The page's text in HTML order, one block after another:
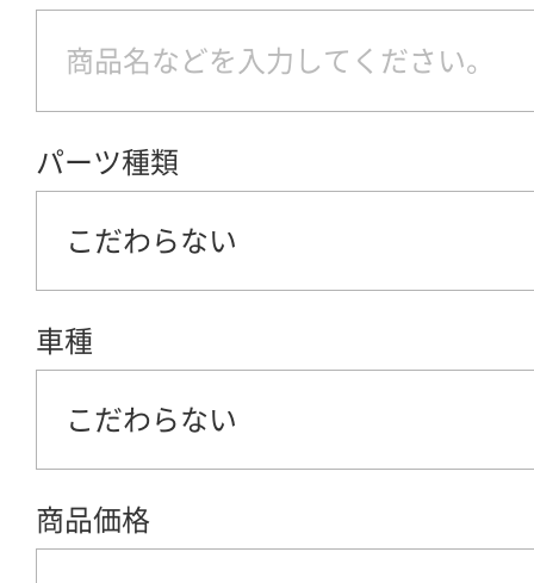
パーツ種類
こだわらない
車種
こだわらない
商品価格